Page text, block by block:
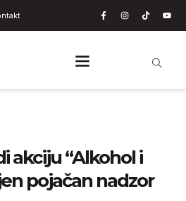
akciju “Alkohol i
pojačan nadzor